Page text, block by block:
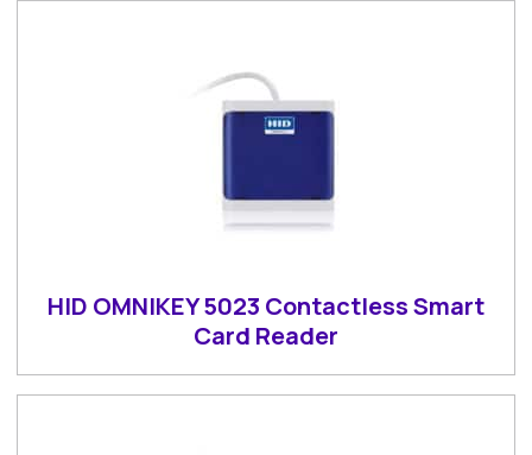
HID OMNIKEY 5023 Contactless Smart
Card Reader